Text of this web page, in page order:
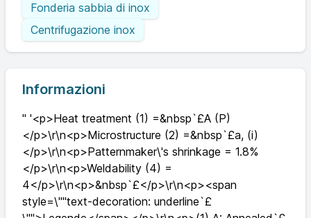
Fonderia sabbia di inox
Centrifugazione inox
Informazioni
" '<p>Heat treatment (1) =&nbsp`£A (P)
</p>\r\n<p>Microstructure (2) =&nbsp`£a, (i)
</p>\r\n<p>Patternmaker\'s shrinkage = 1.8%
</p>\r\n<p>Weldability (4) =
4</p>\r\n<p>&nbsp`£</p>\r\n<p><span
style=\""text-decoration: underline`£